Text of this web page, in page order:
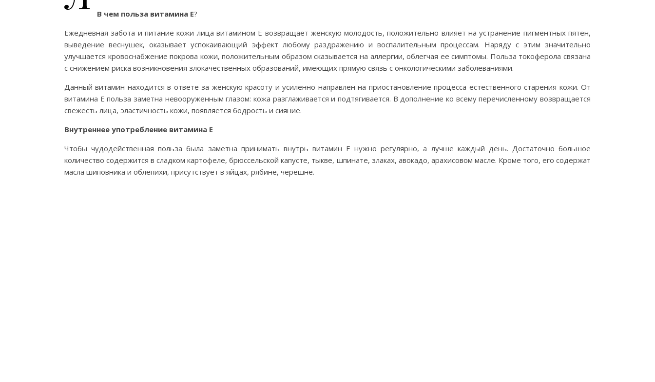
В чем польза витамина Е?
Ежедневная забота и питание кожи лица витамином Е возвращает женскую молодость, положительно влияет на устранение пигментных пятен,
выведение веснушек, оказывает успокаивающий эффект любому раздражению и воспалительным процессам. Наряду с этим значительно
улучшается кровоснабжение покрова кожи, положительным образом сказывается на аллергии, облегчая ее симптомы. Польза токоферола связана
с снижением риска возникновения злокачественных образований, имеющих прямую связь с онкологическими заболеваниями.
Данный витамин находится в ответе за женскую красоту и усиленно направлен на приостановление процесса естественного старения кожи. От
витамина Е польза заметна невооруженным глазом: кожа разглаживается и подтягивается. В дополнение ко всему перечисленному возвращается
свежесть лица, эластичность кожи, появляется бодрость и сияние.
Внутреннее употребление витамина Е
Чтобы чудодейственная польза была заметна принимать внутрь витамин Е нужно регулярно, а лучше каждый день. Достаточно большое
количество содержится в сладком картофеле, брюссельской капусте, тыкве, шпинате, злаках, авокадо, арахисовом масле. Кроме того, его содержат
масла шиповника и облепихи, присутствует в яйцах, рябине, черешне.